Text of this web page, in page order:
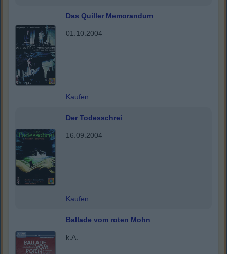
Das Quiller Memorandum
01.10.2004
Kaufen
Der Todesschrei
16.09.2004
Kaufen
Ballade vom roten Mohn
k.A.